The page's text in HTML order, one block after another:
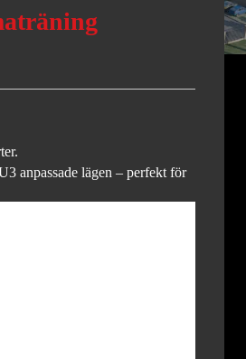
anpassade lägen – perfekt för